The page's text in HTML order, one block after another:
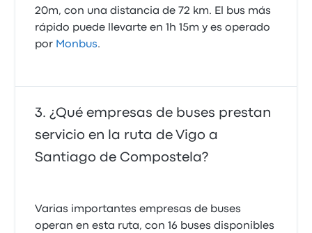
20m, con una distancia de 72 km. El bus más
rápido puede llevarte en 1h 15m y es operado
por Monbus.
¿Qué empresas de buses prestan
servicio en la ruta de Vigo a
Santiago de Compostela?
Varias importantes empresas de buses
operan en esta ruta, con 16 buses disponibles